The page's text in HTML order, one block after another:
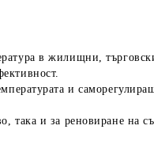
в жилищни,
и
така и за реновиране на